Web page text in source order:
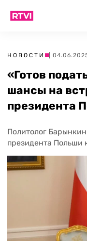
НОВОСТИ |
«Готов
шансы на
президента
Политолог
президента Польши